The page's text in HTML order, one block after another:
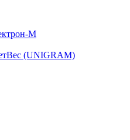
М
(UNIGRAM)